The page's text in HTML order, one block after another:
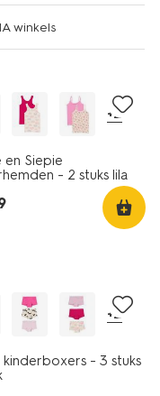
winkels
+2
en Siepie
- 2 stuks lila
+2
kinderboxers - 3 stuks